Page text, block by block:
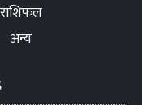
राशिफल
अन्य